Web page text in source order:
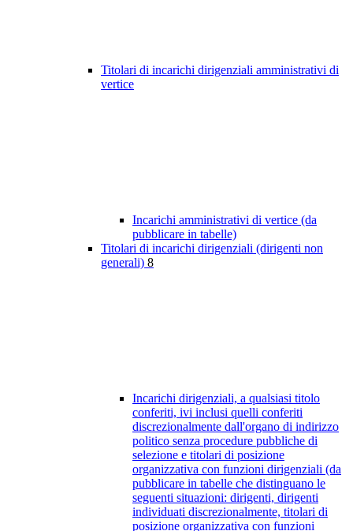
Titolari di incarichi dirigenziali amministrativi di
vertice
Incarichi amministrativi di vertice (da
pubblicare in tabelle)
Titolari di incarichi dirigenziali (dirigenti non
generali) 8
Incarichi dirigenziali, a qualsiasi titolo
conferiti, ivi inclusi quelli conferiti
discrezionalmente dall'organo di indirizzo
politico senza procedure pubbliche di
selezione e titolari di posizione
organizzativa con funzioni dirigenziali (da
pubblicare in tabelle che distinguano le
seguenti situazioni: dirigenti, dirigenti
individuati discrezionalmente, titolari di
posizione organizzativa con funzioni